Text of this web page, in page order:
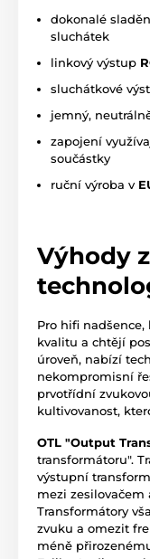
dokonalé
sluchátek
linkový výstup
sluchátkové
jemný,
zapojení
součástky
ruční výroba v
Výhody
Pro hifi
kvalitu a chtějí
úroveň, nabízí
nekompromisní
prvotřídní
kultivovanost,
OTL "Output
transformátoru".
výstupní
mezi
Transformátory
zvuku a omezit
méně